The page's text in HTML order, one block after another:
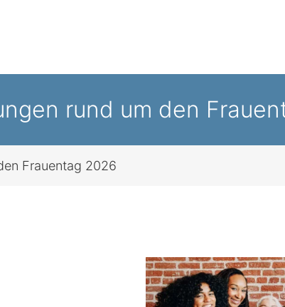
rund um den
Frauentag 2026